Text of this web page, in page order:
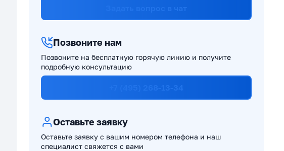
Позвоните нам
Позвоните на бесплатную горячую линию и получите
подробную консультацию
Оставьте заявку
Оставьте заявку с вашим номером телефона и наш
специалист свяжется с вами